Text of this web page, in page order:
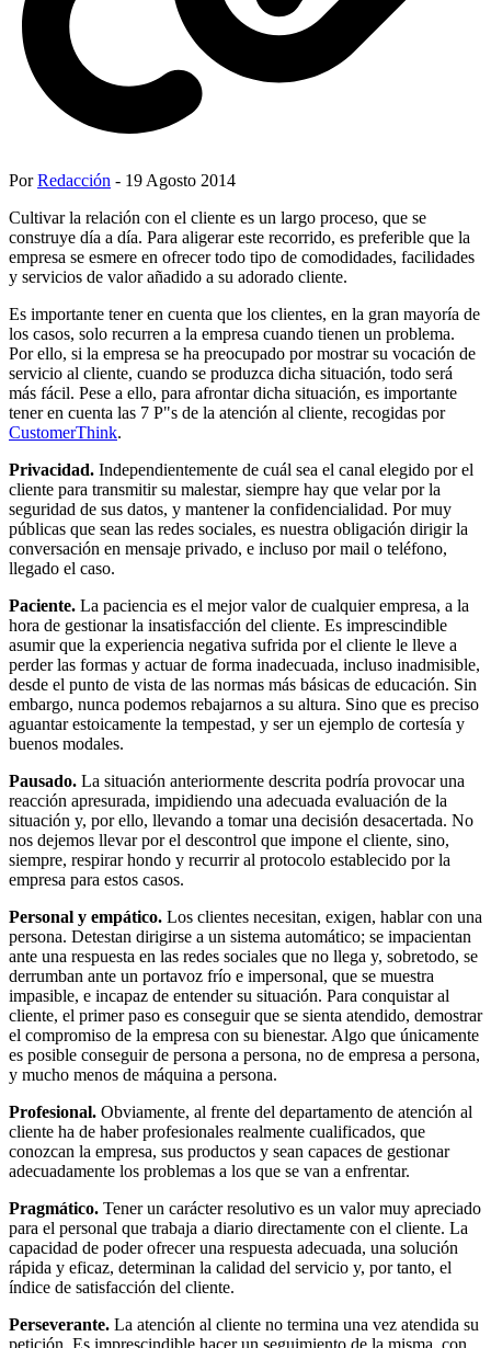
PorRedacción - 19 Agosto 2014
Cultivar la relación con el cliente es un largo proceso, que se
construye día a día. Para aligerar este recorrido, es preferible que la
empresa se esmere en ofrecer todo tipo de comodidades, facilidades
y servicios de valor añadido a su adorado cliente.
Es importante tener en cuenta que los clientes, en la gran mayoría de
los casos, solo recurren a la empresa cuando tienen un problema.
Por ello, si la empresa se ha preocupado por mostrar su vocación de
servicio al cliente, cuando se produzca dicha situación, todo será
más fácil. Pese a ello, para afrontar dicha situación, es importante
tener en cuenta las 7 P"s de la atención al cliente, recogidas por
CustomerThink.
Privacidad. Independientemente de cuál sea el canal elegido por el
cliente para transmitir su malestar, siempre hay que velar por la
seguridad de sus datos, y mantener la confidencialidad. Por muy
públicas que sean las redes sociales, es nuestra obligación dirigir la
conversación en mensaje privado, e incluso por mail o teléfono,
llegado el caso.
Paciente. La paciencia es el mejor valor de cualquier empresa, a la
hora de gestionar la insatisfacción del cliente. Es imprescindible
asumir que la experiencia negativa sufrida por el cliente le lleve a
perder las formas y actuar de forma inadecuada, incluso inadmisible,
desde el punto de vista de las normas más básicas de educación. Sin
embargo, nunca podemos rebajarnos a su altura. Sino que es preciso
aguantar estoicamente la tempestad, y ser un ejemplo de cortesía y
buenos modales.
Pausado. La situación anteriormente descrita podría provocar una
reacción apresurada, impidiendo una adecuada evaluación de la
situación y, por ello, llevando a tomar una decisión desacertada. No
nos dejemos llevar por el descontrol que impone el cliente, sino,
siempre, respirar hondo y recurrir al protocolo establecido por la
empresa para estos casos.
Personal y empático. Los clientes necesitan, exigen, hablar con una
persona. Detestan dirigirse a un sistema automático; se impacientan
ante una respuesta en las redes sociales que no llega y, sobretodo, se
derrumban ante un portavoz frío e impersonal, que se muestra
impasible, e incapaz de entender su situación. Para conquistar al
cliente, el primer paso es conseguir que se sienta atendido, demostrar
el compromiso de la empresa con su bienestar. Algo que únicamente
es posible conseguir de persona a persona, no de empresa a persona,
y mucho menos de máquina a persona.
Profesional. Obviamente, al frente del departamento de atención al
cliente ha de haber profesionales realmente cualificados, que
conozcan la empresa, sus productos y sean capaces de gestionar
adecuadamente los problemas a los que se van a enfrentar.
Pragmático. Tener un carácter resolutivo es un valor muy apreciado
para el personal que trabaja a diario directamente con el cliente. La
capacidad de poder ofrecer una respuesta adecuada, una solución
rápida y eficaz, determinan la calidad del servicio y, por tanto, el
índice de satisfacción del cliente.
Perseverante. La atención al cliente no termina una vez atendida su
petición. Es imprescindible hacer un seguimiento de la misma, con